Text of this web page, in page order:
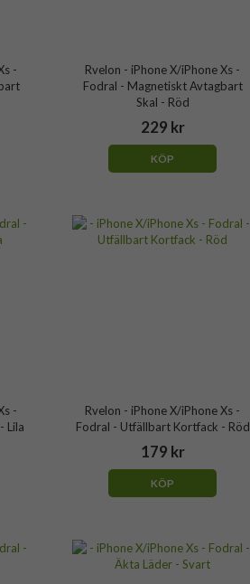
-
Rvelon - iPhone X/iPhone Xs -
Fodral - Magnetiskt Avtagbart
Skal - Röd
229 kr
KÖP
-
Lila
Rvelon - iPhone X/iPhone Xs -
Fodral - Utfällbart Kortfack - Röd
179 kr
KÖP